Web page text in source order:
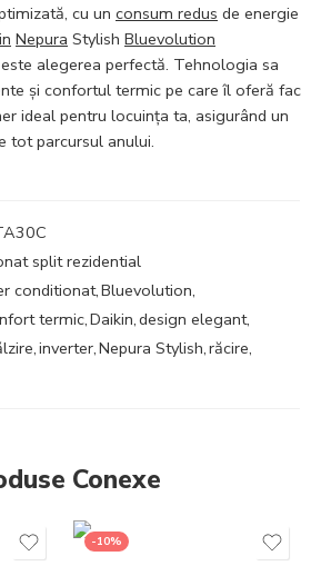
cu un consum redus de energie
Nepura Stylish Bluevolution
alegerea perfectă. Tehnologia sa
și confortul termic pe care îl oferă fac
ideal pentru locuința ta, asigurând un
tot parcursul anului.
split rezidential
conditionat,Bluevolution,
termic,Daikin,design elegant,
,inverter,Nepura Stylish,răcire,
Conexe
-10%